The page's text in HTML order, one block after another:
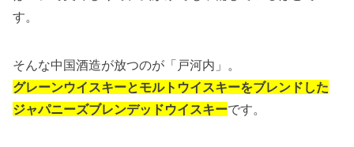
す。
そんな中国酒造が放つのが「戸河内」。
グレーンウイスキーとモルトウイスキーをブレンドした
ジャパニーズブレンデッドウイスキーです。